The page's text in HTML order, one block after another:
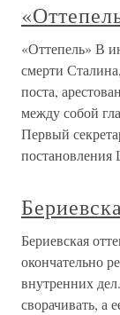
«Оттепель» В
смерти
поста,
между собой
Первый
Бериевская
окончательно
внутренних
сворачивать, а